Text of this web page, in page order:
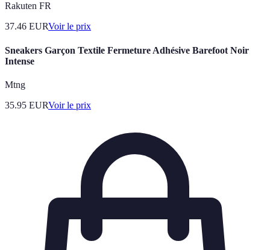
Rakuten FR
37.46 EURVoir le prix
Sneakers Garçon Textile Fermeture Adhésive Barefoot Noir
Intense
Mtng
35.95 EURVoir le prix